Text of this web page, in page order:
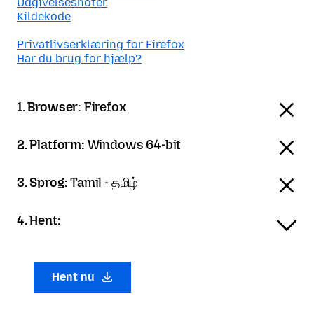
Kildekode
Privatlivserklæring for Firefox
Har du brug for hjælp?
1. Browser: Firefox
2. Platform: Windows 64-bit
3. Sprog:Tamil - தமிழ்
4. Hent:
Hent nu